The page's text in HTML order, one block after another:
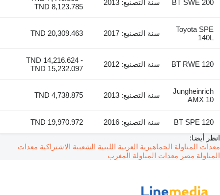
BT SWE 200 سنة التصنيع: 2013
TND 8,123.785
Toyota SPE
140L
سنة التصنيع: 2017 TND 20,309.463
BT RWE 120 سنة التصنيع: 2012
TND 14,216.624 -
TND 15,232.097
Jungheinrich
AMX 10
سنة التصنيع: 2013 TND 4,738.875
BT SPE 120 سنة التصنيع: 2016
TND 19,970.972
انظر أيضا:
معدات المناولة الجماهيرية العربية الليبية الشعبية الاشتراكية معدات
المناولة مصر معدات المناولة المغرب